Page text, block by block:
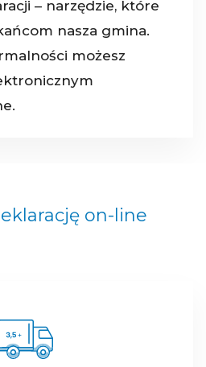
– narzędzie, które
nasza gmina.
możesz
on-line